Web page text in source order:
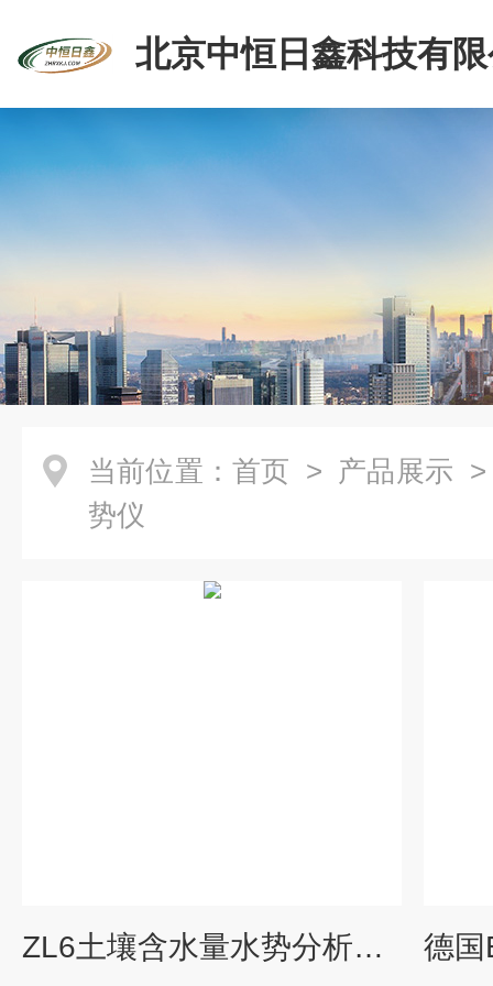
北京中恒日鑫科技有
当前位置： 首页 > 产品展示
势仪
ZL6土壤含水量水势分析仪（传感器可选）